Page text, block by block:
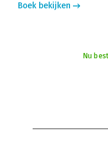
Boek bekijken
Nu